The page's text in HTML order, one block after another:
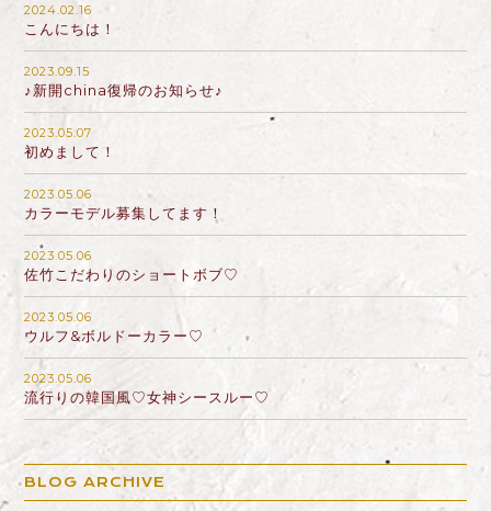
2024.02.16
こんにちは！
2023.09.15
♪新開china復帰のお知らせ♪
2023.05.07
初めまして！
2023.05.06
カラーモデル募集してます！
2023.05.06
佐竹こだわりのショートボブ♡
2023.05.06
ウルフ&ボルドーカラー♡
2023.05.06
流行りの韓国風♡女神シースルー♡
BLOG ARCHIVE